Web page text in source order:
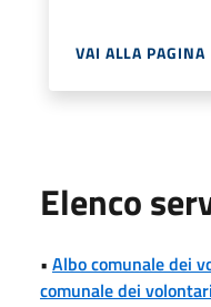
VAI ALLA PAGINA
Elenco
• Albo comunale dei
comunale dei volontari